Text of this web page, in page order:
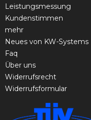
Leistungsmessung
Kundenstimmen
mehr
Neues von KW-Systems
Faq
Über uns
Widerrufsrecht
Widerrufsformular